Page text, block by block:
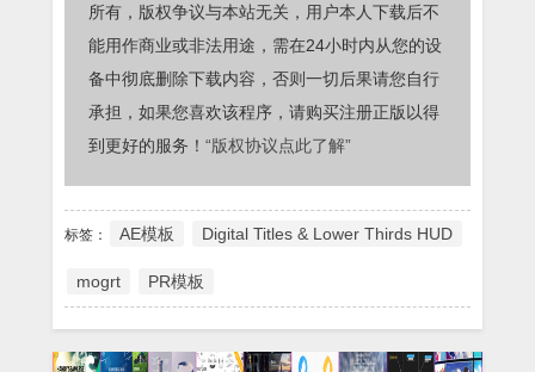
所有，版权争议与本站无关，用户本人下载后不
能用作商业或非法用途，需在24小时内从您的设
备中彻底删除下载内容，否则一切后果请您自行
承担，如果您喜欢该程序，请购买注册正版以得
到更好的服务！ “版权协议点此了解”
标签： AE模板 Digital Titles & Lower Thirds HUD
mogrt PR模板